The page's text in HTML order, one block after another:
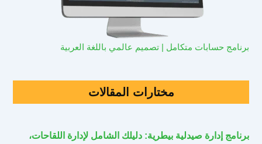
برنامج حسابات متكامل | تصميم عالمي باللغة العربية
مختارات المقالات
برنامج إدارة صيدلية بيطرية: دليلك الشامل لإدارة اللقاحات،